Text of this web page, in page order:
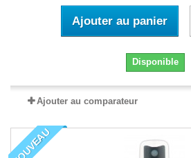
Ajouter au panier
Disponible
Ajouter au comparateur
NOUVEAU